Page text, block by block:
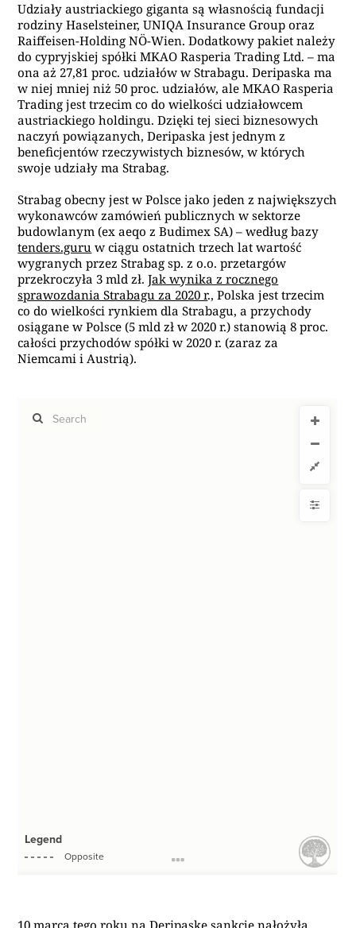
Udziały austriackiego giganta są własnością fundacji
rodziny Haselsteiner, UNIQA Insurance Group oraz
Raiffeisen-Holding NÖ-Wien. Dodatkowy pakiet należy
do cypryjskiej spółki MKAO Rasperia Trading Ltd. – ma
ona aż 27,81 proc. udziałów w Strabagu. Deripaska ma
w niej mniej niż 50 proc. udziałów, ale MKAO Rasperia
Trading jest trzecim co do wielkości udziałowcem
austriackiego holdingu. Dzięki tej sieci biznesowych
naczyń powiązanych, Deripaska jest jednym z
beneficjentów rzeczywistych biznesów, w których
swoje udziały ma Strabag.
Strabag obecny jest w Polsce jako jeden z największych
wykonawców zamówień publicznych w sektorze
budowlanym (ex aeqo z Budimex SA) – według bazy
tenders.guru w ciągu ostatnich trzech lat wartość
wygranych przez Strabag sp. z o.o. przetargów
przekroczyła 3 mld zł.Jak wynika z rocznego
sprawozdania Strabagu za 2020 r., Polska jest trzecim
co do wielkości rynkiem dla Strabagu, a przychody
osiągane w Polsce (5 mld zł w 2020 r.) stanowią 8 proc.
całości przychodów spółki w 2020 r. (zaraz za
Niemcami i Austrią).
10 marca tego roku na Deripaskę sankcje nałożyła